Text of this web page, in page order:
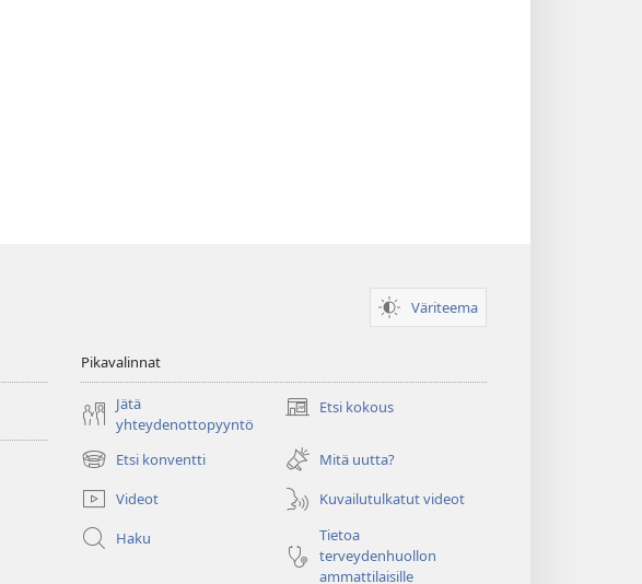
Väriteema
Pikavalinnat
Jätä
yhteydenottopyyntö
Etsi kokous
(avaa
ikkunan)
Etsi konventti
(avaa
uuden
ikkunan)
Mitä uutta?
Videot
Kuvailutulkatut videot
Haku
Tietoa
terveydenhuollon
ammattilaisille